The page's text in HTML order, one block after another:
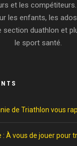
et les
les enfants, les
section duathlon et
le sport santé.
de Triathlon vous
: À vous de jouer pour